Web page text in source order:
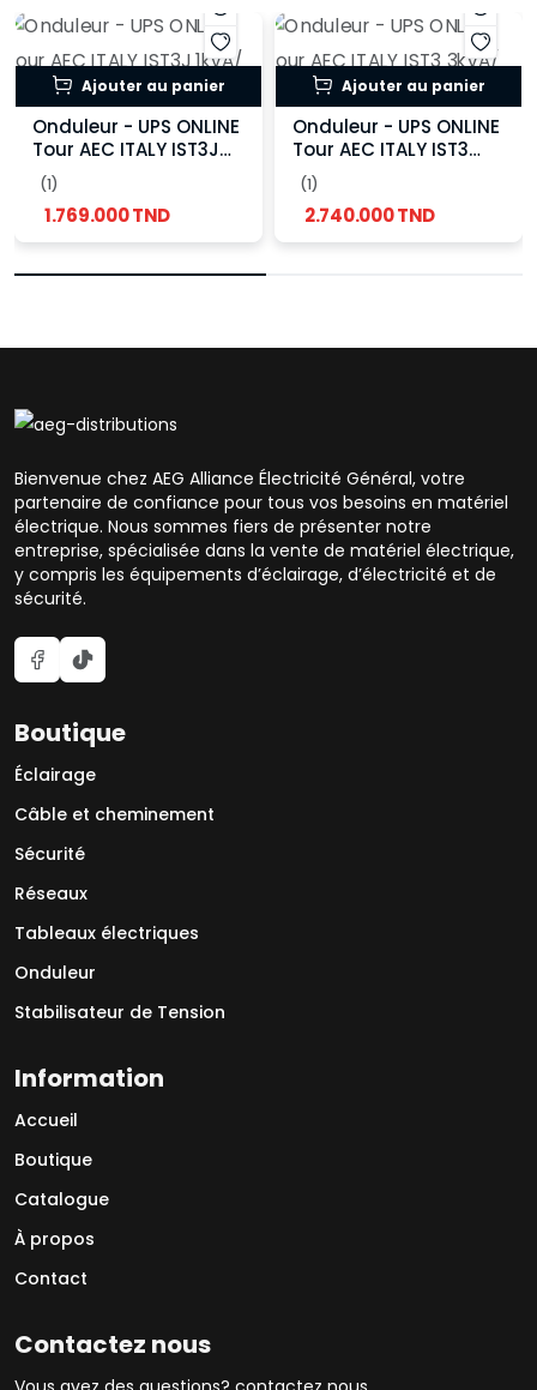
Ajouter au panier
Onduleur - UPS ONLINE
Tour AEC ITALY IST3J
1kVA/ 1kW
(1)
1.769.000 TND
Ajouter au panier
Onduleur - UPS ONLINE
Tour AEC ITALY IST3
3kVA/ 3kW
(1)
2.740.000 TND
Bienvenue chez AEG Alliance Électricité Général, votre
partenaire de confiance pour tous vos besoins en matériel
électrique. Nous sommes fiers de présenter notre
entreprise, spécialisée dans la vente de matériel électrique,
y compris les équipements d’éclairage, d’électricité et de
sécurité.
Boutique
Éclairage
Câble et cheminement
Sécurité
Réseaux
Tableaux électriques
Onduleur
Stabilisateur de Tension
Information
Accueil
Boutique
Catalogue
À propos
Contact
Contactez nous